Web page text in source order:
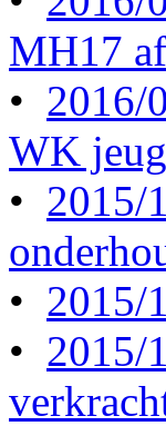
MH17
• 2016/
WK
• 2015/
• 2015/
• 2015/